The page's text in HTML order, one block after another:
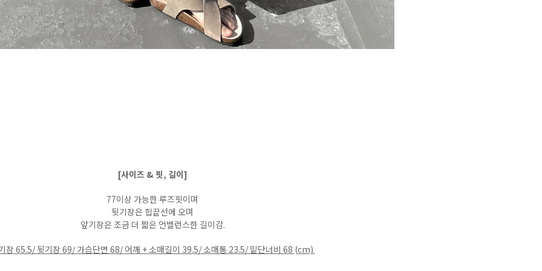
[사이즈 & 핏, 길이]
77이상 가능한 루즈핏이며
뒷기장은 힙끝선에 오며
앞기장은 조금 더 짧은 언밸런스한 길이감.
장 65.5/ 뒷기장 69/ 가슴단면 68/ 어깨 + 소매길이 39.5/ 소매통 23.5/ 밑단너비 68 (cm)